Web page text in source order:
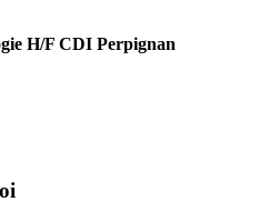
H/F CDI Perpignan